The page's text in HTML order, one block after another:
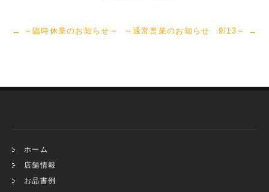
← ～臨時休業のお知らせ～ ～通常営業のお知らせ 9/13～ →
ホーム
店舗情報
お品書例